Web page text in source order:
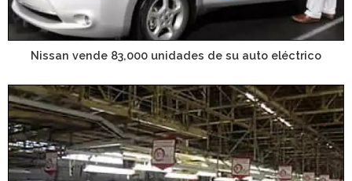
Nissan vende 83,000 unidades de su auto eléctrico